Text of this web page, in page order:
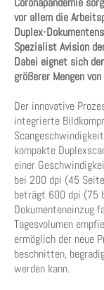
vor allem die
Duplex-
Spezialist Avision
Dabei eignet sich
größerer Mengen
Der innovative
integrierte
kompakte
einer
bei 200 dpi (45
beträgt 600 dpi (75
Dokumenteneinzug
Tagesvolumen
ermöglich der neue
beschnitten,
werden kann.